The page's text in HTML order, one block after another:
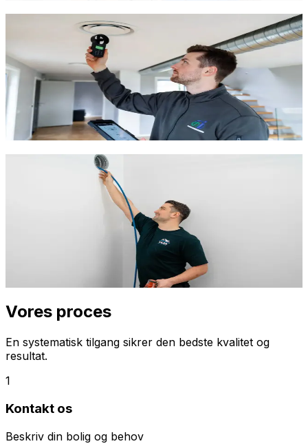
Komplet boligpakke fra 12.995 kr.
Vores komplet boligpakke inkluderer ventilationsanlæg,
kanaler, ventiler og professionel installation. Du vælger
selv mærke – vi rådgiver om den bedste løsning. Pakken
inkluderer indregulering af luftmængder og
dokumentation.
Indhent tilbudRing70 60 30 04
Centralanlæg fra 49.997 kr. inkl.
For større boliger anbefaler vi et centralanlæg med
varmegenvinding. Priser starter fra 49.997 kr. inkl.
komplet installation. Vi tilbyder anlæg fra Genvex, Nilan,
Villavent og andre førende mærker.
70 60 30 04
Vores proces
En systematisk tilgang sikrer den bedste kvalitet og
resultat.
1
Kontakt os
Beskriv din bolig og behov